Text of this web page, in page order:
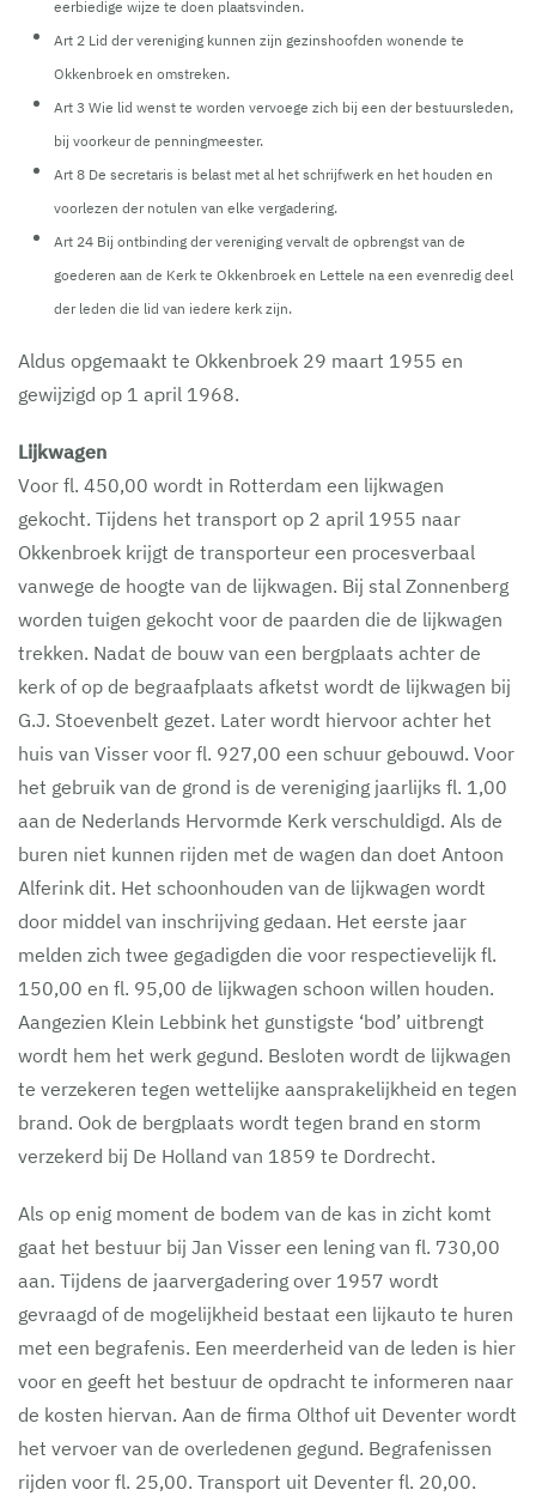
eerbiedige wijze te doen plaatsvinden.
Art 2 Lid der vereniging kunnen zijn gezinshoofden wonende te
Okkenbroek en omstreken.
Art 3 Wie lid wenst te worden vervoege zich bij een der bestuursleden,
bij voorkeur de penningmeester.
Art 8 De secretaris is belast met al het schrijfwerk en het houden en
voorlezen der notulen van elke vergadering.
Art 24 Bij ontbinding der vereniging vervalt de opbrengst van de
goederen aan de Kerk te Okkenbroek en Lettele na een evenredig deel
der leden die lid van iedere kerk zijn.
Aldus opgemaakt te Okkenbroek 29 maart 1955 en
gewijzigd op 1 april 1968.
Lijkwagen
Voor fl. 450,00 wordt in Rotterdam een lijkwagen
gekocht. Tijdens het transport op 2 april 1955 naar
Okkenbroek krijgt de transporteur een procesverbaal
vanwege de hoogte van de lijkwagen. Bij stal Zonnenberg
worden tuigen gekocht voor de paarden die de lijkwagen
trekken. Nadat de bouw van een bergplaats achter de
kerk of op de begraafplaats afketst wordt de lijkwagen bij
G.J. Stoevenbelt gezet. Later wordt hiervoor achter het
huis van Visser voor fl. 927,00 een schuur gebouwd. Voor
het gebruik van de grond is de vereniging jaarlijks fl. 1,00
aan de Nederlands Hervormde Kerk verschuldigd. Als de
buren niet kunnen rijden met de wagen dan doet Antoon
Alferink dit. Het schoonhouden van de lijkwagen wordt
door middel van inschrijving gedaan. Het eerste jaar
melden zich twee gegadigden die voor respectievelijk fl.
150,00 en fl. 95,00 de lijkwagen schoon willen houden.
Aangezien Klein Lebbink het gunstigste ‘bod’ uitbrengt
wordt hem het werk gegund. Besloten wordt de lijkwagen
te verzekeren tegen wettelijke aansprakelijkheid en tegen
brand. Ook de bergplaats wordt tegen brand en storm
verzekerd bij De Holland van 1859 te Dordrecht.
Als op enig moment de bodem van de kas in zicht komt
gaat het bestuur bij Jan Visser een lening van fl. 730,00
aan. Tijdens de jaarvergadering over 1957 wordt
gevraagd of de mogelijkheid bestaat een lijkauto te huren
met een begrafenis. Een meerderheid van de leden is hier
voor en geeft het bestuur de opdracht te informeren naar
de kosten hiervan. Aan de firma Olthof uit Deventer wordt
het vervoer van de overledenen gegund. Begrafenissen
rijden voor fl. 25,00. Transport uit Deventer fl. 20,00.